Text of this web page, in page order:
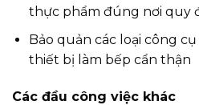
thực phẩm đúng nơi quy
Bảo quản các loại công
thiết bị làm bếp cẩn thận
Các đầu công việc khác